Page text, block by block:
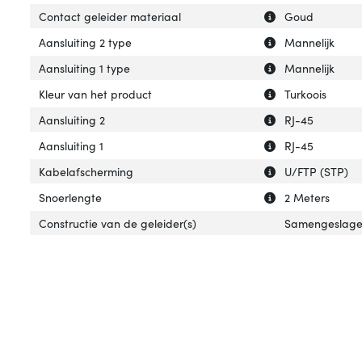
Uitleg over
Verberg uitleg
Contact geleider materiaal
Goud
Uitleg over
Verberg uitleg
Aansluiting 2 type
Mannelijk
Uitleg over
Verberg uitleg
Aansluiting 1 type
Mannelijk
Uitleg over
Verberg uitleg
Kleur van het product
Turkoois
Uitleg over
Verberg uitleg
Aansluiting 2
RJ-45
Uitleg over
Verberg uitleg
Aansluiting 1
RJ-45
Uitleg over
Verberg uitleg
Kabelafscherming
U/FTP (STP)
Uitleg over
Verberg uitleg
Snoerlengte
2 Meters
Constructie van de geleider(s)